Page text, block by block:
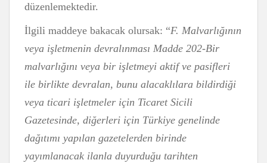
düzenlemektedir.
İlgili maddeye bakacak olursak: “F. Malvarlığının
veya işletmenin devralınması Madde 202-Bir
malvarlığını veya bir işletmeyi aktif ve pasifleri
ile birlikte devralan, bunu alacaklılara bildirdiği
veya ticari işletmeler için Ticaret Sicili
Gazetesinde, diğerleri için Türkiye genelinde
dağıtımı yapılan gazetelerden birinde
yayımlanacak ilanla duyurduğu tarihten